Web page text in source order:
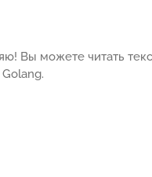
Вы можете читать